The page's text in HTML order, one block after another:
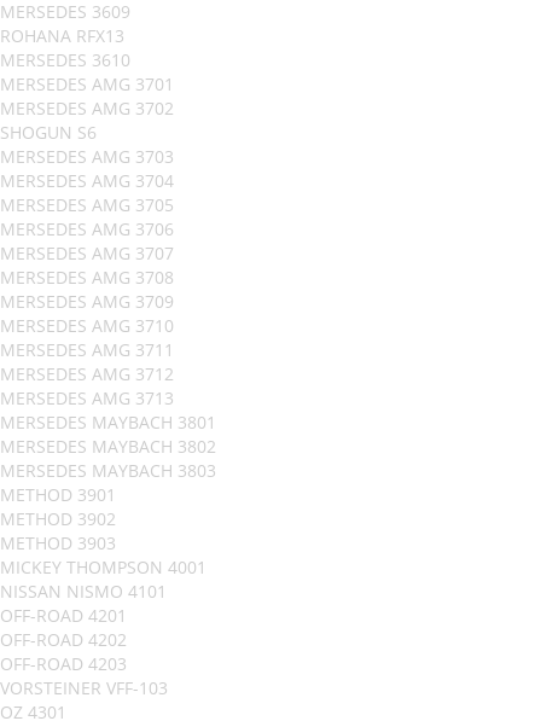
MERSEDES 3609
ROHANA RFX13
MERSEDES 3610
MERSEDES AMG 3701
MERSEDES AMG 3702
SHOGUN S6
MERSEDES AMG 3703
MERSEDES AMG 3704
MERSEDES AMG 3705
MERSEDES AMG 3706
MERSEDES AMG 3707
MERSEDES AMG 3708
MERSEDES AMG 3709
MERSEDES AMG 3710
MERSEDES AMG 3711
MERSEDES AMG 3712
MERSEDES AMG 3713
MERSEDES MAYBACH 3801
MERSEDES MAYBACH 3802
MERSEDES MAYBACH 3803
METHOD 3901
METHOD 3902
METHOD 3903
MICKEY THOMPSON 4001
NISSAN NISMO 4101
OFF-ROAD 4201
OFF-ROAD 4202
OFF-ROAD 4203
VORSTEINER VFF-103
OZ 4301